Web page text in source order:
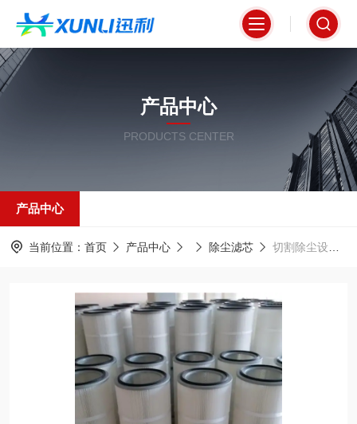
产品中心
PRODUCTS CENTER
产品中心
当前位置： 首页 产品中心 除尘滤芯 切割除尘设备专用滤筒350*660 阻燃覆膜